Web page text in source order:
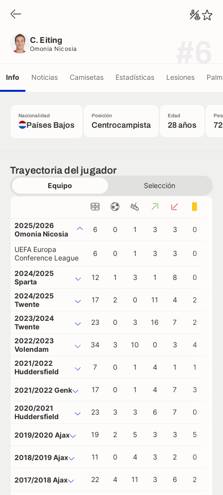
C. Eiting
Omonia Nicosia
Info Noticias Camisetas Estadísticas Lesiones
Nacionalidad
Países Bajos
Posición
Centrocampista
Edad
28 años
Trayectoria del jugador
Equipo Selección
2025/2026
Omonia Nicosia
6 0 1 3 3 0
UEFA Europa
Conference League
6 0 1 3 3 0
2024/2025
Sparta
12 1 3 1 8 0
2024/2025
Twente
17 2 0 11 4 2
2023/2024
Twente
23 0 3 16 7 2
2022/2023
Volendam
34 3 10 0 3 4
2021/2022
Huddersfield
7 0 1 4 1 1
2021/2022 Genk 17 0 1 4 7 3
2020/2021
Huddersfield
23 3 3 6 7 0
2019/2020 Ajax 19 2 5 3 3 5
2018/2019 Ajax 11 0 4 3 2 0
2017/2018 Ajax 22 4 11 3 6 2